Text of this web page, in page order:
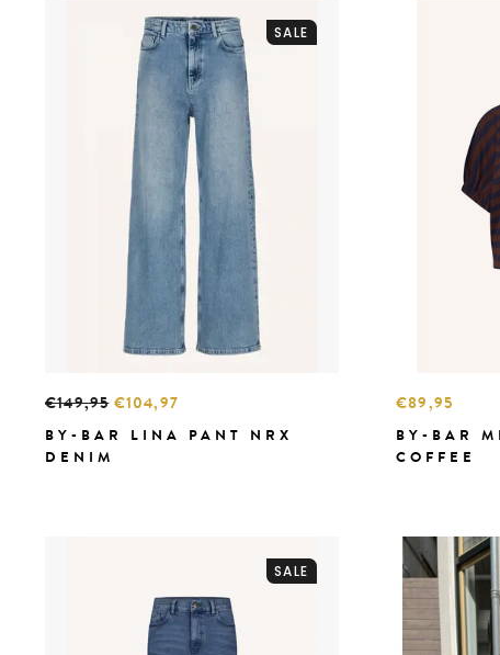
SALE
€149,95€104,97
BY-BAR LINA PANT NRX
DENIM
€89,95
BY-BAR
COFFEE
SALE